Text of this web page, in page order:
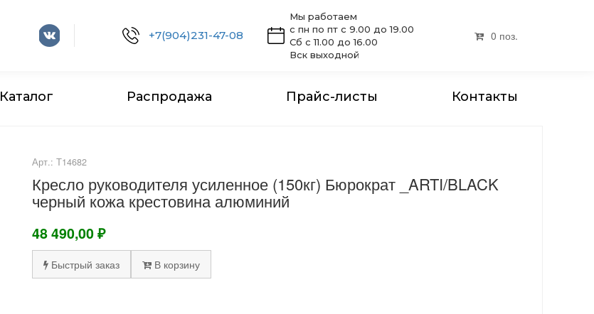
+7(904)231-47-08
Мы работаем
с пн по пт с 9.00 до 19.00
Сб с 11.00 до 16.00
Вск выходной
0 поз.
Каталог Распродажа Прайс-листы Контакты
Арт.: Т14682
Кресло руководителя усиленное (150кг) Бюрократ _ARTI/BLACK
черный кожа крестовина алюминий
48 490,00 ₽
Быстрый заказ В корзину